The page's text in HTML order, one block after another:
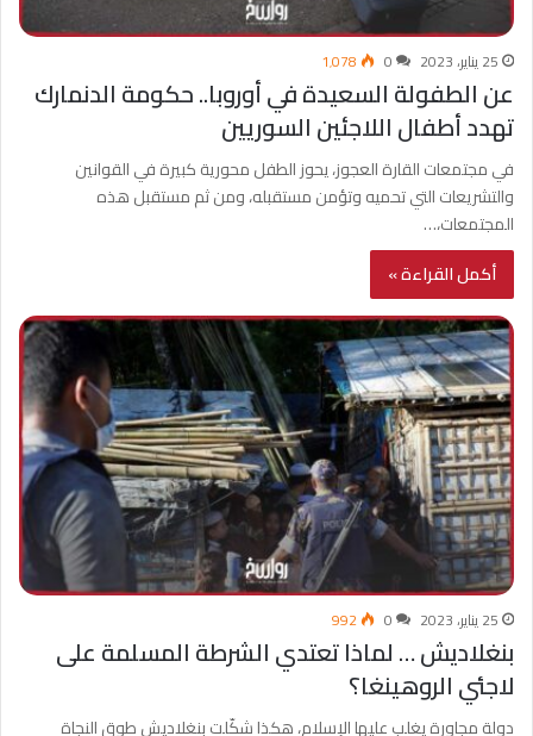
25 يناير، 2023 0 1٬078
عن الطفولة السعيدة في أوروبا.. حكومة الدنمارك
تهدد أطفال اللاجئين السوريين
في مجتمعات القارة العجوز، يحوز الطفل محورية كبيرة في القوانين
والتشريعات التي تحميه وتؤمن مستقبله، ومن ثم مستقبل هذه
المجتمعات،…
أكمل القراءة »
25 يناير، 2023 0
992
بنغلاديش … لماذا تعتدي الشرطة المسلمة على
لاجئي الروهينغا؟
دولة مجاورة يغلب عليها الإسلام، هكذا شكّلت بنغلاديش طوق النجاة